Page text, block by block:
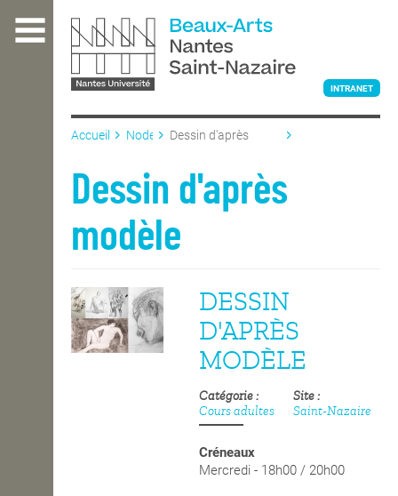
contenu
L'ÉCOLE
ENSEIGNEMENT
INTERNATIONAL
INTRANET
Accueil Node
Dessin d'après
Dessin d'après
modèle
DESSIN
D'APRÈS
MODÈLE
Catégorie
Cours adultes
Site
Saint-Nazaire
Créneaux
Mercredi - 18h00 / 20h00